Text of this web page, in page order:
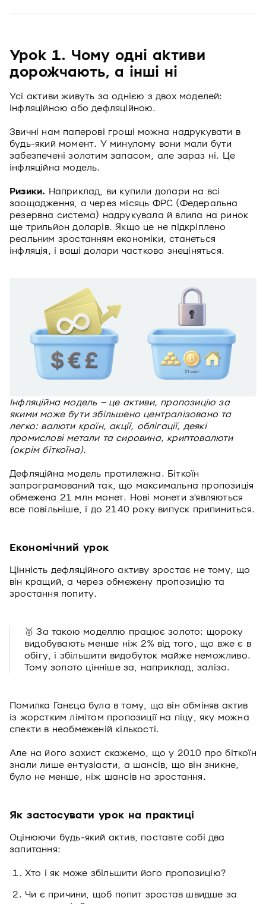
Урок 1. Чому одні активи
дорожчають, а інші ні
Усі активи живуть за однією з двох моделей:
інфляційною або дефляційною.
Звичні нам паперові гроші можна надрукувати в
будь-який момент. У минулому вони мали бути
забезпечені золотим запасом, але зараз ні. Це
інфляційна модель.
Ризики. Наприклад, ви купили долари на всі
заощадження, а через місяць ФРС (Федеральна
резервна система) надрукувала й влила на ринок
ще трильйон доларів. Якщо це не підкріплено
реальним зростанням економіки, станеться
інфляція, і ваші долари частково знеціняться.
Інфляційна модель – це активи, пропозицію за
якими може бути збільшено централізовано та
легко: валюти країн, акції, облігації, деякі
промислові метали та сировина, криптовалюти
(окрім біткоїна).
Дефляційна модель протилежна. Біткоїн
запрограмований так, що максимальна пропозиція
обмежена 21 млн монет. Нові монети з’являються
все повільніше, і до 2140 року випуск припиниться.
Економічний урок
Цінність дефляційного активу зростає не тому, що
він кращий, а через обмежену пропозицію та
зростання попиту.
🥇 За такою моделлю працює золото: щороку
видобувають менше ніж 2% від того, що вже є в
обігу, і збільшити видобуток майже неможливо.
Тому золото цінніше за, наприклад, залізо.
Помилка Ганєца була в тому, що він обміняв актив
із жорстким лімітом пропозиції на піцу, яку можна
спекти в необмеженій кількості.
Але на його захист скажемо, що у 2010 про біткоїн
знали лише ентузіасти, а шансів, що він зникне,
було не менше, ніж шансів на зростання.
Як застосувати урок на практиці
Оцінюючи будь-який актив, поставте собі два
запитання:
Хто і як може збільшити його пропозицію?
Чи є причини, щоб попит зростав швидше за